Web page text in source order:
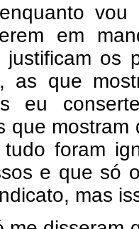
em
justificam os
as que
eu
que
tudo foram
e que só
mas